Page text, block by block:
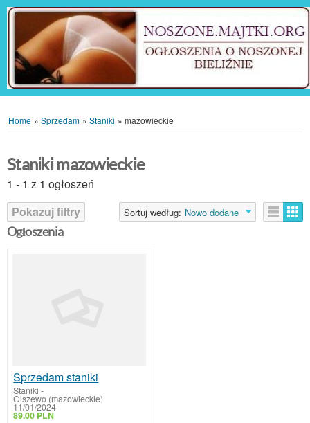
Home » Sprzedam » Staniki » mazowieckie
Staniki mazowieckie
1 - 1 z 1 ogłoszeń
Pokazuj filtry
Sortuj według: Nowo dodane
Ogłoszenia
Sprzedam staniki
Staniki -
Olszewo (mazowieckie)
11/01/2024
89.00 PLN